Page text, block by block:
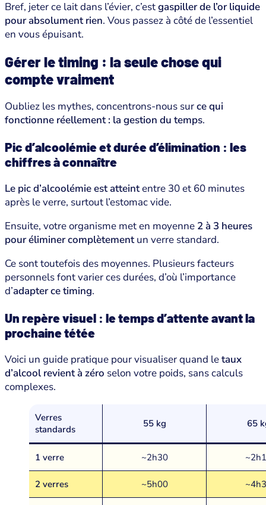
Bref, jeter ce lait dans l’évier, c’estgaspiller de l’or liquide
pour absolument rien. Vous passez à côté de l’essentiel
en vous épuisant.
Gérer le timing : la seule chose qui
compte vraiment
Oubliez les mythes, concentrons-nous surce qui
fonctionne réellement : la gestion du temps.
Pic d’alcoolémie et durée d’élimination : les
chiffres à connaître
Le pic d’alcoolémie est atteintentre 30 et 60 minutes
après le verre, surtout l’estomac vide.
Ensuite, votre organisme met en moyenne 2 à 3 heures
pour éliminer complètementun verre standard.
Ce sont toutefois des moyennes. Plusieurs facteurs
personnels font varier ces durées, d’où l’importance
d’adapter ce timing.
Un repère visuel : le temps d’attente avant la
prochaine tétée
Voici un guide pratique pour visualiser quand letaux
d’alcool revient à zéro selon votre poids, sans calculs
complexes.
Verres
standards
55 kg 65
1 verre ~2h30
2 verres ~5h00